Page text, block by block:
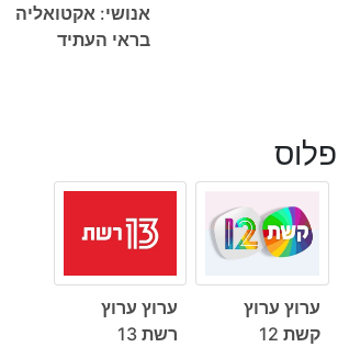
אנושי: אקטואליה
בראי העתיד
פלוס
ערוץ ערוץ
קשת 12
ערוץ ערוץ
רשת 13